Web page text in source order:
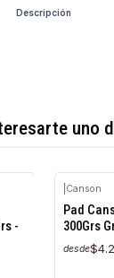
Descripción
uno
-
Canson
Pad
300Grs
desde